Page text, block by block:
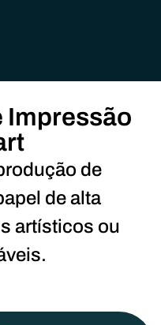
Impressão
de
de alta
artísticos ou